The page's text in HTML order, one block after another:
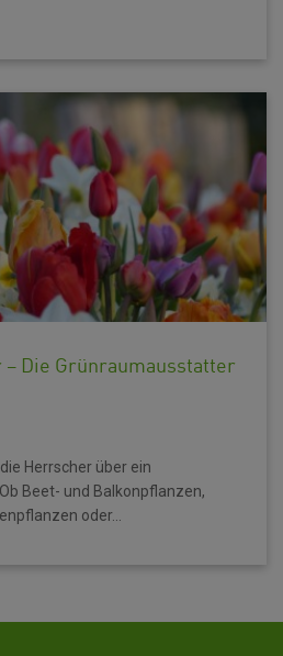
Die Grünraumausstatter
Herrscher über ein
Beet- und Balkonpflanzen,
oder...